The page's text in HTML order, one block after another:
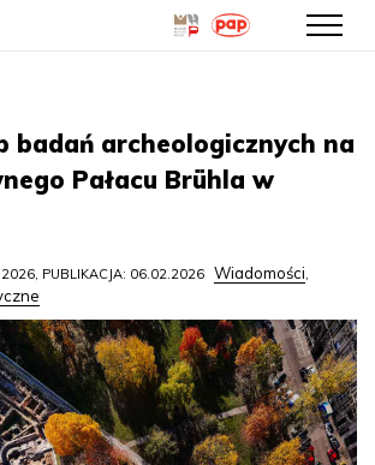
treści
badań archeologicznych na
Pałacu Brühla w
PUBLIKACJA: 06.02.2026 Wiadomości,